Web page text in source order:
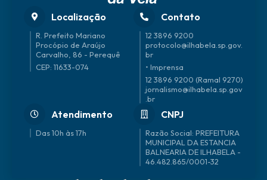
Localização
R. Prefeito Mariano
Procópio de Araújo
Carvalho, 86 - Perequê
CEP: 11633-074
Contato
12 3896 9200
protocolo@ilhabela.sp.gov.
br
• Imprensa
12 3896 9200 (Ramal 9270)
jornalismo@ilhabela.sp.gov
.br
Atendimento
Das 10h às 17h
CNPJ
46.482.865/0001-32